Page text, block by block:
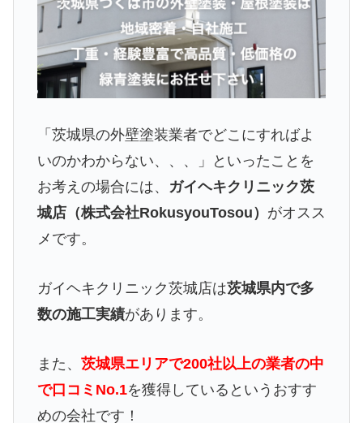
「茨城県の外壁塗装業者でどこにすればよ
いのかわからない、、、」といったことを
お考えの場合には、
ガイヘキクリニック茨
城店（株式会社RokusyouTosou） がオスス
メです。
ガイヘキクリニック茨城店は茨城県内で多
数の施工実績があります。
また、 茨城県エリアで200社以上の業者の中
で口コミNo.1を獲得しているというおすす
めの会社です！